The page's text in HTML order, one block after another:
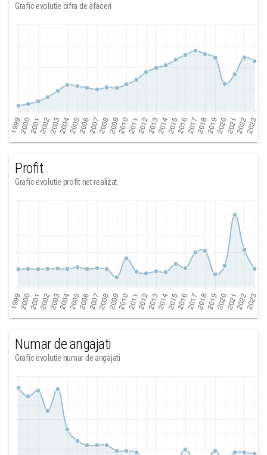
Grafic evolutie cifra de afaceri
Profit
Grafic evolutie profit net realizat
Numar de angajati
Grafic evolutie numar de angajati